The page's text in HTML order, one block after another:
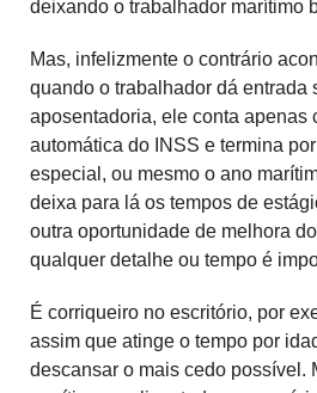
deixando o trabalhador marítimo
Mas, infelizmente o contrário
quando o trabalhador dá entrada
aposentadoria, ele conta apenas
automática do INSS e termina
especial, ou mesmo o ano
deixa para lá os tempos de
outra oportunidade de melhora
qualquer detalhe ou tempo é
É corriqueiro no escritório, por
assim que atinge o tempo por
descansar o mais cedo possível.